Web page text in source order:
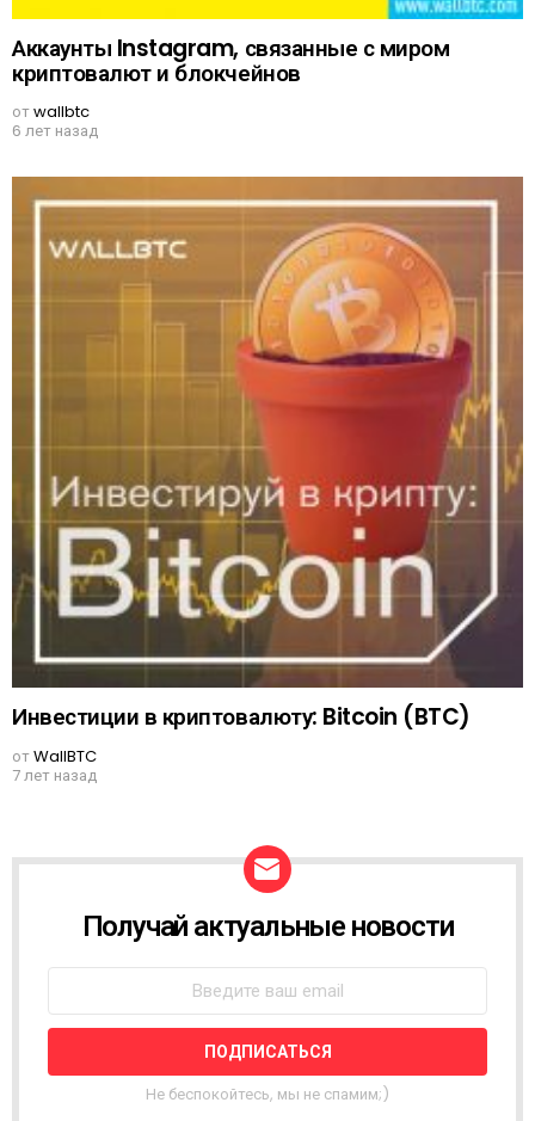
Аккаунты Instagram, связанные с миром
криптовалют и блокчейнов
отwallbtc
6 лет назад
Инвестиции в криптовалюту: Bitcoin (BTC)
отWallBTC
7 лет назад
W
L
T
Получай актуальные новости
Не беспокойтесь, мы не спамим;)